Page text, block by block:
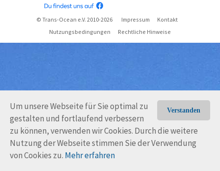
Verstanden
Um unsere Webseite für Sie optimal zu
gestalten und fortlaufend verbessern
zu können, verwenden wir Cookies. Durch die weitere
Nutzung der Webseite stimmen Sie der Verwendung
von Cookies zu. Mehr erfahren
© Trans-Ocean e.V. 2010-2026 Impressum
Kontakt
Nutzungsbedingungen
Rechtliche Hinweise